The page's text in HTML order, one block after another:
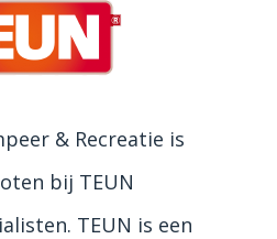
& Recreatie is
bij TEUN
TEUN is een